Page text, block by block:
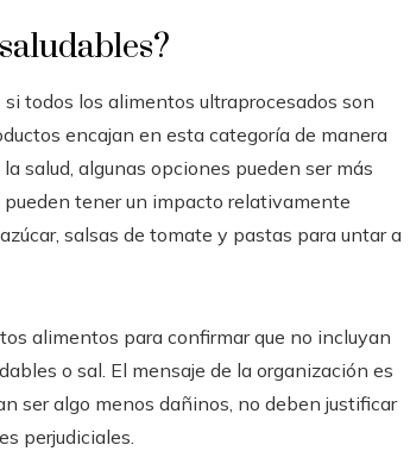
todos los alimentos ultraprocesados son
encajan en esta categoría de manera
salud, algunas opciones pueden ser más
tener un impacto relativamente
salsas de tomate y pastas para untar a
alimentos para confirmar que no incluyan
o sal. El mensaje de la organización es
ser algo menos dañinos, no deben justificar
perjudiciales.